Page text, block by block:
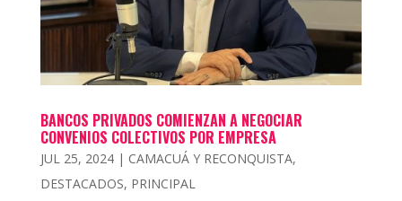
BANCOS PRIVADOS COMIENZAN A NEGOCIAR
CONVENIOS COLECTIVOS POR EMPRESA
JUL 25, 2024| CAMACUÁ Y RECONQUISTA,
DESTACADOS, PRINCIPAL